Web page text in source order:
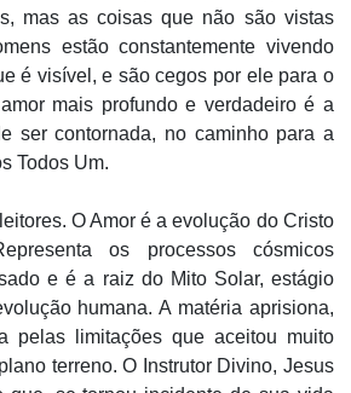
mas as coisas que não são vistas
estão constantemente vivendo
é visível, e são cegos por ele para o
mais profundo e verdadeiro é a
ser contornada, no caminho para a
Todos Um.
O Amor é a evolução do Cristo
os processos cósmicos
e é a raiz do Mito Solar, estágio
humana. A matéria aprisiona,
pelas limitações que aceitou muito
terreno. O Instrutor Divino, Jesus